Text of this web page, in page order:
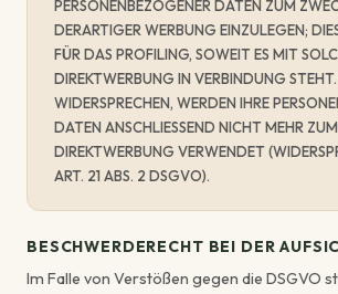
PERSONENBEZOGENER DATEN ZUM
DERARTIGER WERBUNG EINZULEGEN;
FÜR DAS PROFILING, SOWEIT ES MIT
DIREKTWERBUNG IN VERBINDUNG
WIDERSPRECHEN, WERDEN IHRE
DATEN ANSCHLIESSEND NICHT MEHR
DIREKTWERBUNG VERWENDET
ART. 21 ABS. 2 DSGVO).
BESCHWERDERECHT BEI DER
Im Falle von Verstößen gegen die DSGVO